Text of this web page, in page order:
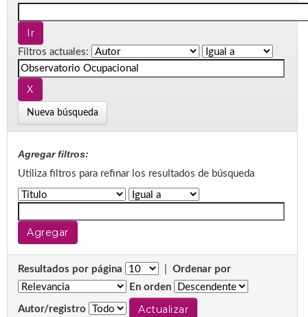
Filtros actuales:
Nueva búsqueda
Agregar filtros:
Utiliza filtros para refinar los resultados de búsqueda
Resultados por página
Ordenar por
En orden
Autor/registro